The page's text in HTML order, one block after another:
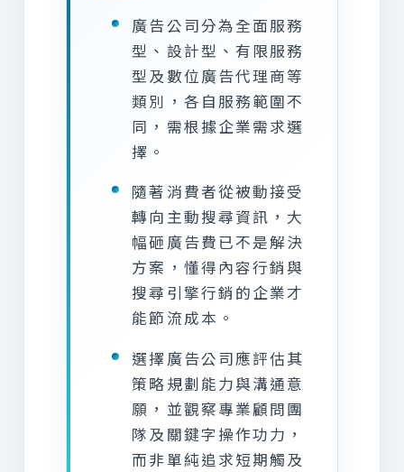
廣告公司分為全面服務
型、設計型、有限服務
型及數位廣告代理商等
類別，各自服務範圍不
同，需根據企業需求選
擇。
隨著消費者從被動接受
轉向主動搜尋資訊，大
幅砸廣告費已不是解決
方案，懂得內容行銷與
搜尋引擎行銷的企業才
能節流成本。
選擇廣告公司應評估其
策略規劃能力與溝通意
願，並觀察專業顧問團
隊及關鍵字操作功力，
而非單純追求短期觸及